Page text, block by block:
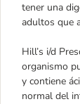
tener una
adultos que
Hill’s i/d
organismo
y contiene
normal del